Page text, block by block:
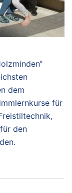
dem
für
den